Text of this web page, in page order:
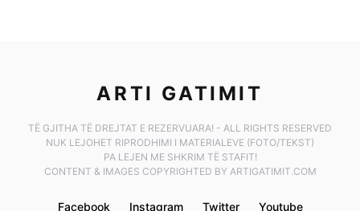
ARTI GATIMIT
TË GJITHA TË DREJTAT E REZERVUARA! - ALL RIGHTS RESERVED
NUK LEJOHET RIPRODHIMI I MATERIALEVE (FOTO/TEKST)
PA LEJEN ME SHKRIM TË STAFIT!
CONTENT & IMAGES COPYRIGHTED BY ARTIGATIMIT.COM
Facebook Instagram Twitter Youtube